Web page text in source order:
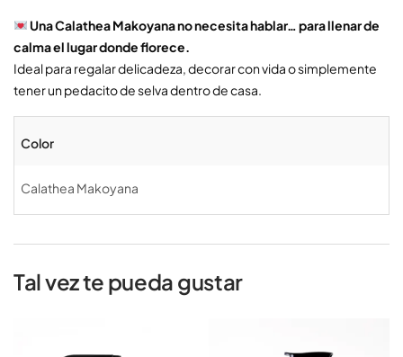
Una Calathea Makoyana no necesita hablar… para llenar de
calma el lugar donde florece.
Ideal para regalar delicadeza, decorar con vida o simplemente
tener un pedacito de selva dentro de casa.
Color
Calathea Makoyana
Tal vez te pueda gustar